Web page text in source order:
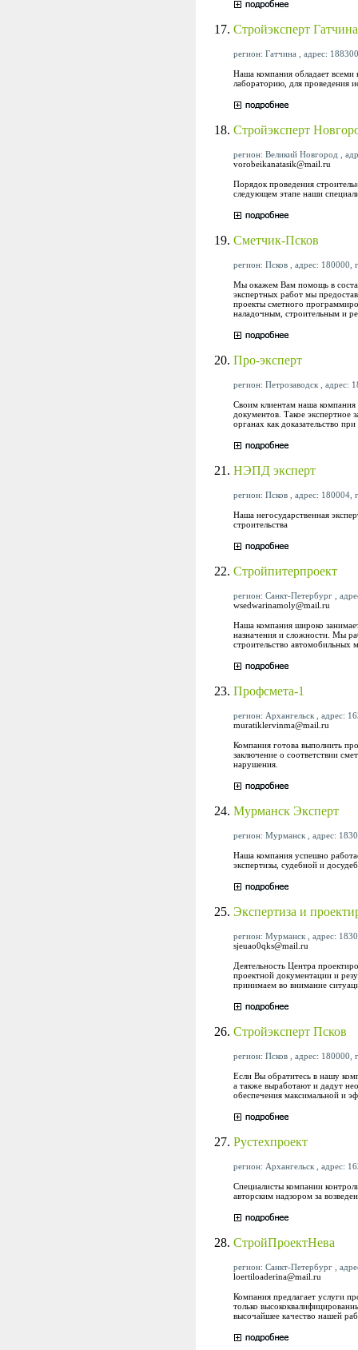
17. Стройэксперт Гатчина
регион: Гатчина , адрес:
Наша компания обладает всеми
лабораторию, для проведения
18. Стройэксперт
регион: Великий Новгород ,
vorobeikanatasik@mail.ru
Порядок проведения
следующем этапе наши
19. Сметчик-Псков
регион: Псков , адрес:
Мы окажем Вам помощь в
экспертных работ мы
проекты сметного
наладочным, строительным и
20. Про-эксперт
регион: Петрозаводск , адрес:
Своим клиентам наша компания
документов. Такое экспертное
органах как доказательство
21. НЭПД эксперт
регион: Псков , адрес:
Наша негосударственная
строительства
22. Стройпитерпроект
регион: Санкт-Петербург ,
wsedwarinamoly@mail.ru
Наша компания широко
назначения и сложности. Мы
строительство автомобильных
23. Профсмета-1
регион: Архангельск , адрес:
muratiklervinma@mail.ru
Компания готова выполнить
заключение о соответствии
нарушения.
24. Мурманск Эксперт
регион: Мурманск , адрес:
Наша компания успешно
экспертизы, судебной и
25. Экспертиза и
регион: Мурманск , адрес:
sjeuao0qks@mail.ru
Деятельность Центра
проектной документации и
принимаем во внимание
26. Стройэксперт Псков
регион: Псков , адрес:
Если Вы обратитесь в нашу
а также выработают и дадут
обеспечения максимальной и
27. Рустехпроект
регион: Архангельск , адрес:
Специалисты компании
авторским надзором за
28. СтройПроектНева
регион: Санкт-Петербург ,
loertiloaderina@mail.ru
Компания предлагает услуги
только
высочайшее качество нашей